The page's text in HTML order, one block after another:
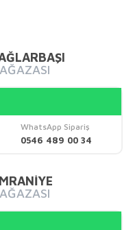
WhatsApp Sipariş
0546 489 00 34